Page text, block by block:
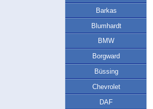
Barkas
Blumhardt
BMW
Borgward
Büssing
Chevrolet
DAF